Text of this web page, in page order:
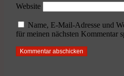
Website
Name, E-Mail-Adresse und
für meinen nächsten Kommentar